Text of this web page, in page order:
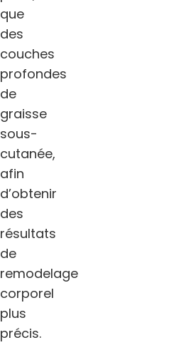
que
des
couches
profondes
de
graisse
sous-
cutanée,
afin
d’obtenir
des
résultats
de
remodelage
corporel
plus
précis.